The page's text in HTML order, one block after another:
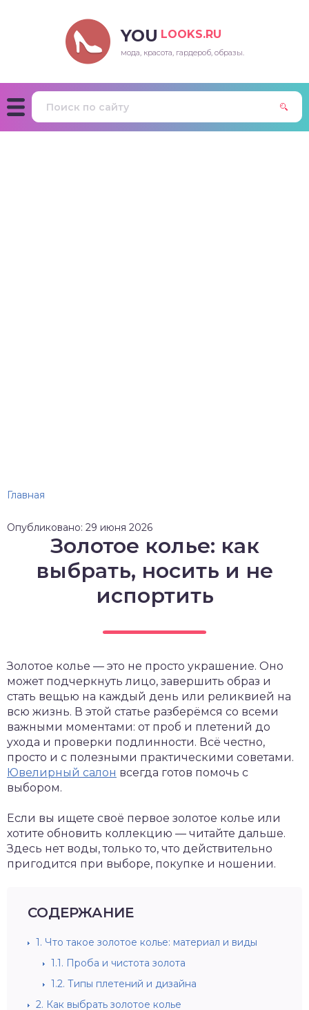
YOU LOOKS.RU
мода, красота, гардероб, образы.
Главная
Опубликовано: 29 июня 2026
Золотое колье: как
выбрать, носить и не
испортить
Золотое колье — это не просто украшение. Оно
может подчеркнуть лицо, завершить образ и
стать вещью на каждый день или реликвией на
всю жизнь. В этой статье разберёмся со всеми
важными моментами: от проб и плетений до
ухода и проверки подлинности. Всё честно,
просто и с полезными практическими советами.
Ювелирный салон всегда готов помочь с
выбором.
Если вы ищете своё первое золотое колье или
хотите обновить коллекцию — читайте дальше.
Здесь нет воды, только то, что действительно
пригодится при выборе, покупке и ношении.
СОДЕРЖАНИЕ
1. Что такое золотое колье: материал и виды
1.1. Проба и чистота золота
1.2. Типы плетений и дизайна
2. Как выбрать золотое колье